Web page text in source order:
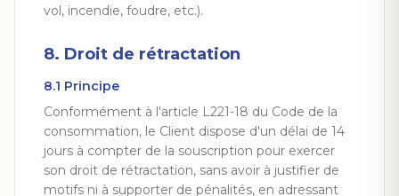
vol, incendie, foudre, etc.).
8. Droit de rétractation
8.1 Principe
Conformément à l'article L221-18 du Code de la
consommation, le Client dispose d'un délai de 14
jours à compter de la souscription pour exercer
son droit de rétractation, sans avoir à justifier de
motifs ni à supporter de pénalités, en adressant